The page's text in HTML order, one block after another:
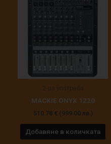
MACKIE ONYX 1220
510.78 € (999.00 лв.)
Добавяне в количката